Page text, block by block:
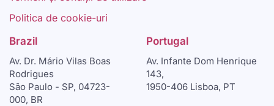
Politica de cookie-uri
Brazil
Av. Dr. Mário Vilas Boas
Rodrigues
São Paulo - SP, 04723-
000, BR
Portugal
Av. Infante Dom Henrique
143,
1950-406 Lisboa, PT